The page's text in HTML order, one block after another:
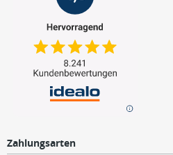
Zahlungsarten